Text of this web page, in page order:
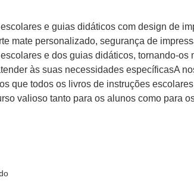
e guias didáticos com design de
mate personalizado, segurança de
e dos guias didáticos, tornando-
às suas necessidades específicasA
que todos os livros de instruções
valioso tanto para os alunos como para